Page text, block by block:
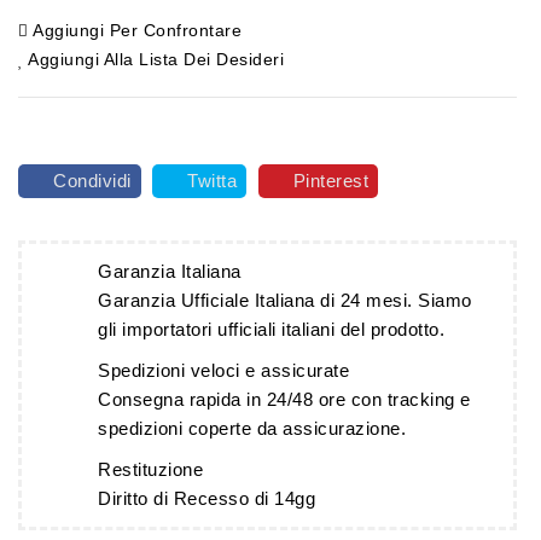
Aggiungi Per Confrontare
Aggiungi Alla Lista Dei Desideri
Condividi Twitta Pinterest
Garanzia Italiana
Garanzia Ufficiale Italiana di 24 mesi. Siamo
gli importatori ufficiali italiani del prodotto.
Spedizioni veloci e assicurate
Consegna rapida in 24/48 ore con tracking e
spedizioni coperte da assicurazione.
Restituzione
Diritto di Recesso di 14gg